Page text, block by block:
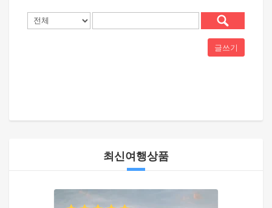
글쓰기
최신여행상품